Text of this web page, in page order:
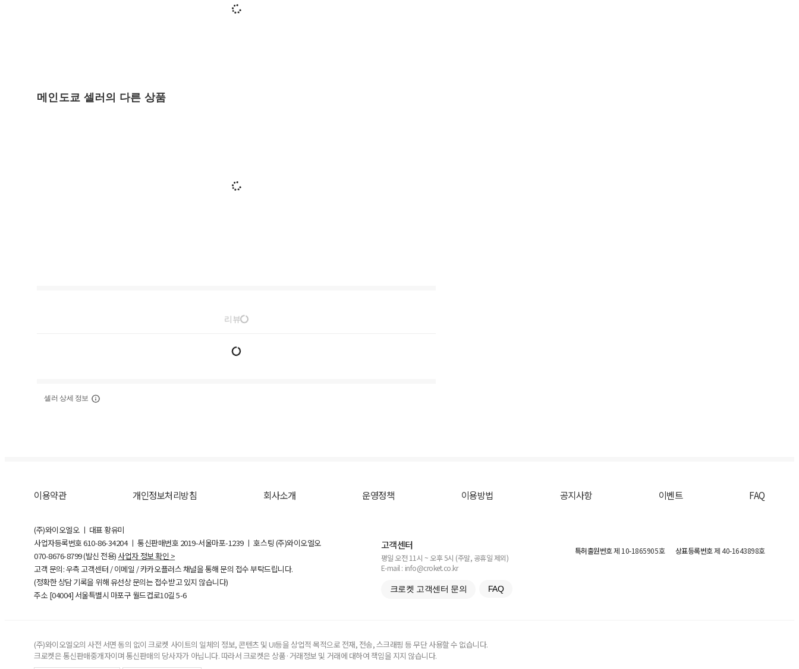
메인도쿄 셀러의 다른 상품
리뷰
셀러 상세 정보
이용약관 개인정보처리방침 회사소개 운영정책 이용방법 공지사항 이벤트 FAQ
(주)와이오엘오 ㅣ 대표 황유미
사업자등록번호610-86-34204ㅣ 통신판매번호 2019-서울마포-1239 ㅣ 호스팅 (주)와이오엘오
070-8676-8799 (발신 전용) 사업자 정보 확인 >
고객 문의: 우측 고객센터 / 이메일 / 카카오플러스 채널을 통해 문의 접수 부탁드립니다.
(정확한 상담 기록을 위해 유선상 문의는 접수받고 있지 않습니다)
주소 [04004] 서울특별시 마포구 월드컵로10길5-6
고객센터
평일 오전 11시 ~ 오후 5시 (주말, 공휴일 제외)
E-mail : info@croket.co.kr
크로켓 고객센터 문의 FAQ
특허출원번호제 10-1865905호 상표등록번호제 40-1643898호
(주)와이오엘오의 사전 서면 동의 없이 크로켓 사이트의 일체의 정보, 콘텐츠 및 UI등을 상업적 목적으로 전재, 전송, 스크래핑 등 무단 사용할 수 없습니다.
크로켓은 통신판매중개자이며 통신판매의 당사자가 아닙니다. 따라서 크로켓은 상품·거래정보 및 거래에 대하여 책임을 지지 않습니다.